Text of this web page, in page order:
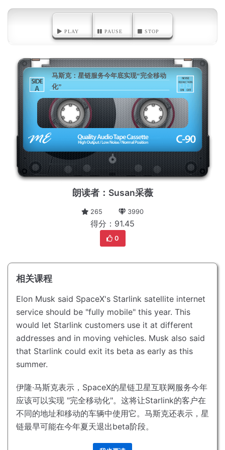
PLAY PAUSE STOP
A
马斯克：星链服务今年底实现“完全移动
化”
朗读者：Susan采薇
265 3990
得分：91.45
0
相关课程
Elon Musk said SpaceX's Starlink satellite internet
service should be "fully mobile" this year. This
would let Starlink customers use it at different
addresses and in moving vehicles. Musk also said
that Starlink could exit its beta as early as this
summer.
伊隆·马斯克表示，SpaceX的星链卫星互联网服务今年
应该可以实现 "完全移动化"。 这将让Starlink的客户在
不同的地址和移动的车辆中使用它。 马斯克还表示，星
链最早可能在今年夏天退出beta阶段。